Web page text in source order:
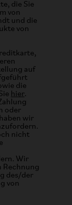
die Sie
von
und die
von
auf
die
hier.
oder
wir
nicht
Wir
Rechnung
des/der
von